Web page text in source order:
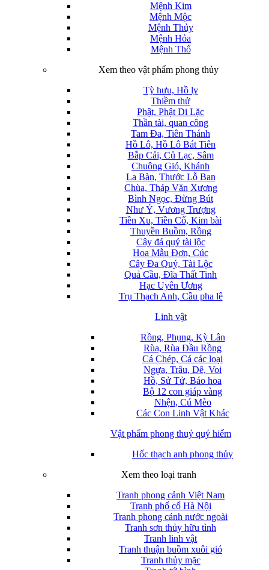
Mệnh Kim
Mệnh Mộc
Mệnh Thủy
Mệnh Hỏa
Mệnh Thổ
Xem theo vật phẩm phong thủy
Tỳ hưu, Hồ ly
Thiềm thử
Phật, Phật Di Lặc
Thần tài, quan công
Tam Đa, Tiên Thánh
Hồ Lô, Hồ Lô Bát Tiên
Bắp Cải, Củ Lạc, Sâm
Chuông Gió, Khánh
La Bàn, Thước Lỗ Ban
Chùa, Tháp Văn Xương
Bình Ngọc, Đừng Bút
Như Ý, Vương Trượng
Tiền Xu, Tiền Cổ, Kim bài
Thuyền Buồm, Rồng
Cây đá quý tài lộc
Hoa Mẫu Đơn, Cúc
Cây Đa Quý, Tài Lộc
Quả Cầu, Đĩa Thất Tinh
Hạc Uyên Ương
Trụ Thạch Anh, Cầu pha lê
Linh vật
Rồng, Phụng, Kỳ Lân
Rùa, Rùa Đầu Rồng
Cá Chép, Cá các loại
Ngựa, Trâu, Dê, Voi
Hồ, Sử Tử, Báo hoa
Bộ 12 con giáp vàng
Nhện, Cú Mèo
Các Con Linh Vật Khác
Vật phẩm phong thuỷ quý hiếm
Hốc thạch anh phong thủy
Xem theo loại tranh
Tranh phong cảnh Việt Nam
Tranh phố cổ Hà Nội
Tranh phong cảnh nước ngoài
Tranh sơn thủy hữu tình
Tranh linh vật
Tranh thuận buồm xuôi gió
Tranh thủy mặc